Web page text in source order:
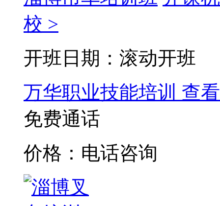
校 >
开班日期：滚动开班
万华职业技能培训 查
免费通话
价格：电话咨询